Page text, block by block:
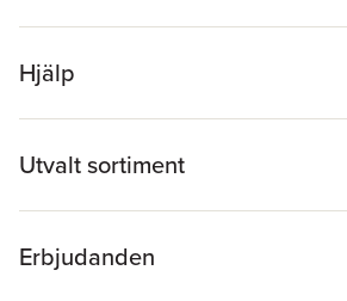
Hjälp
Utvalt sortiment
Erbjudanden